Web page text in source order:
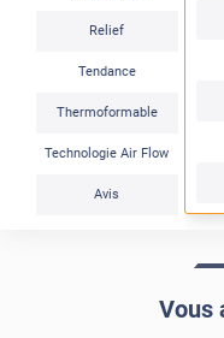
Relief
Tendance
Thermoformable
Technologie Air Flow
Avis
Vous